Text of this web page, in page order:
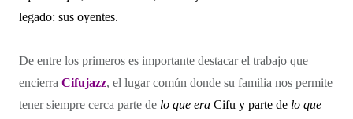
legado: sus oyentes.
De entre los primeros es importante destacar el trabajo que
encierra Cifujazz, el lugar común donde su familia nos permite
tener siempre cerca parte de lo que era Cifu y parte de lo que